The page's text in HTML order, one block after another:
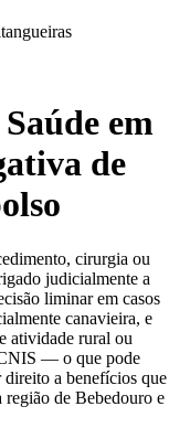
em
de
cirurgia ou
judicialmente a
liminar em casos
canavieira, e
atividade rural ou
— o que pode
direito a benefícios que
região de Bebedouro e